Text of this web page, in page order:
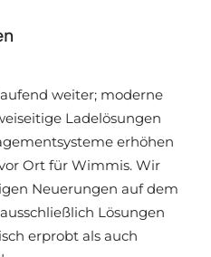
weiter; moderne
Ladelösungen
erhöhen
Ort für Wimmis. Wir
Neuerungen auf dem
Lösungen
erprobt als auch